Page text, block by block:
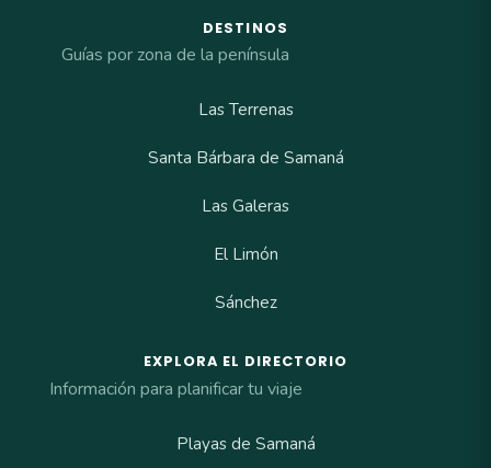
DESTINOS
Guías por zona de la península
Las Terrenas
Santa Bárbara de Samaná
Las Galeras
El Limón
Sánchez
EXPLORA EL DIRECTORIO
Información para planificar tu viaje
Playas de Samaná